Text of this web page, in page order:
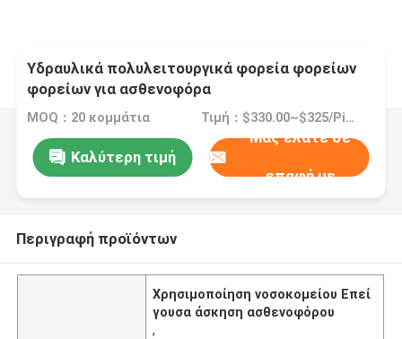
Υδραυλικά πολυλειτουργικά φορεία φορείων
φορείων για ασθενοφόρα
MOQ：20 κομμάτια Τιμή：$330.00~$325/Pieces 20-49 Pieces
Καλύτερη τιμή
Μας ελάτε σε
επαφή με
Περιγραφή προϊόντων
Χρησιμοποίηση νοσοκομείου Επεί
γουσα άσκηση ασθενοφόρου
,